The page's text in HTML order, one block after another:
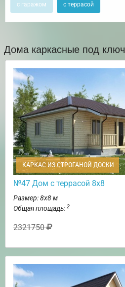
с гаражом с террасой
Дома каркасные под
КАРКАС ИЗ СТРОГАНОЙ ДОСКИ
№47 Дом с террасой 8х8
Размер: 8х8 м
Общая площадь: 2
2321750